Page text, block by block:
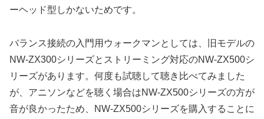
ーヘッド型しかないためです。
バランス接続の入門用ウォークマンとしては、旧モデルの
NW-ZX300シリーズとストリーミング対応のNW-ZX500シ
リーズがあります。何度も試聴して聴き比べてみました
が、アニソンなどを聴く場合はNW-ZX500シリーズの方が
音が良かったため、NW-ZX500シリーズを購入することに